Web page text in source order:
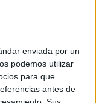
enviada por un
podemos utilizar
para que
antes de